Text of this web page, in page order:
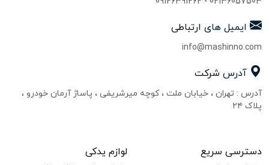
ایمیل های ارتباطی
info@mashinno.com
آدرس شرکت
آدرس : تهران ، خیابان ملت ، کوچه میرشریفی ، پاساژ آرمان خودرو ،
پلاک ۲۴
دسترسی سریع لوازم یدکی